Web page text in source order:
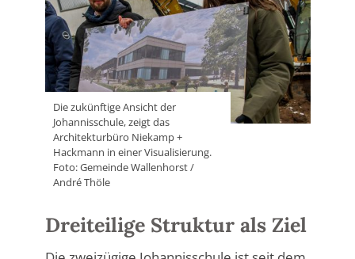
Die zukünftige Ansicht der
Johannisschule, zeigt das
Architekturbüro Niekamp +
Hackmann in einer Visualisierung.
Foto: Gemeinde Wallenhorst /
André Thöle
Dreiteilige Struktur als Ziel